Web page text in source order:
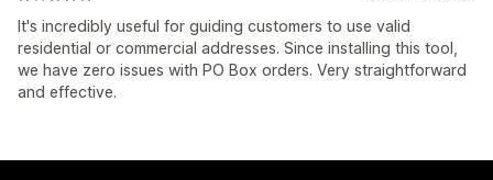
It's incredibly useful for guiding customers to use valid
residential or commercial addresses. Since installing this tool,
we have zero issues with PO Box orders. Very straightforward
and effective.